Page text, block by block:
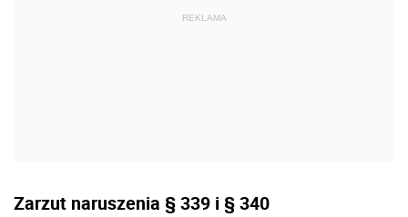
Zarzut naruszenia § 339 i § 340